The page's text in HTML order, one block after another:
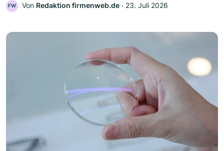
FW Von Redaktion firmenweb.de ‧ 23. Juli 2026